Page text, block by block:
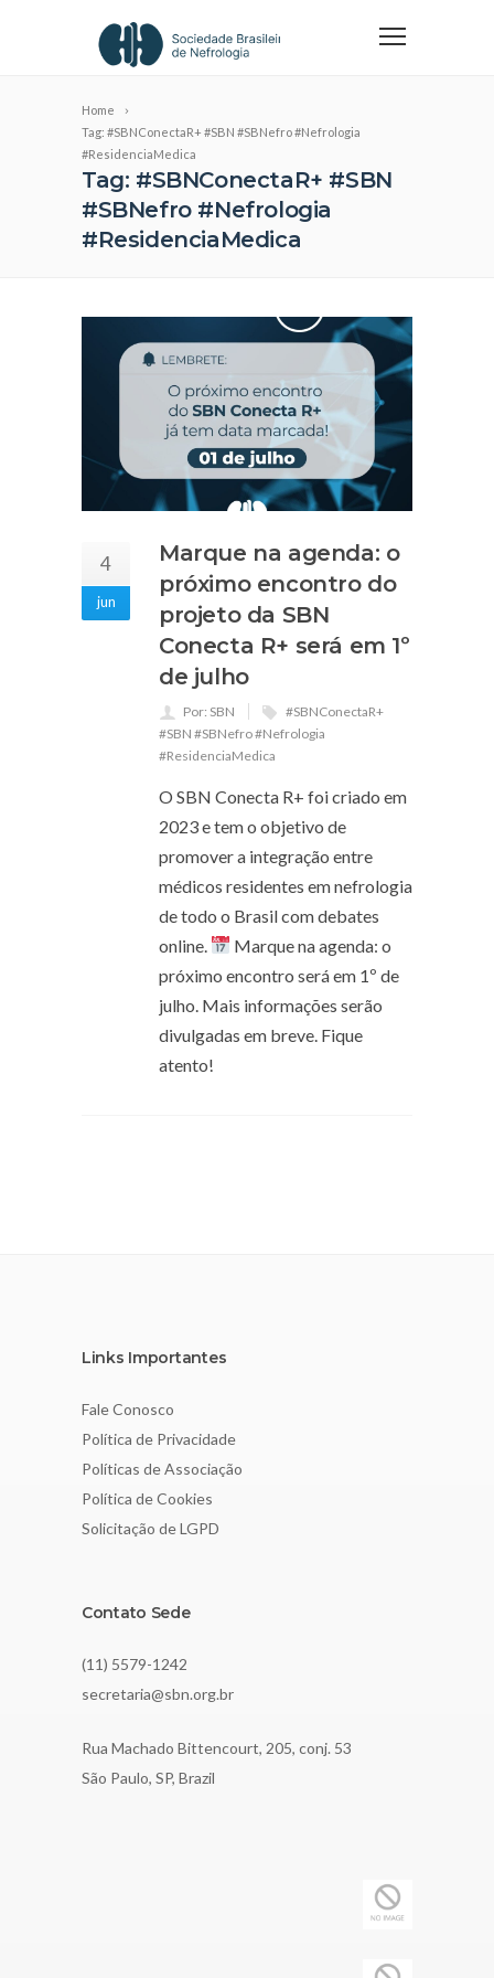
Home
Tag: #SBNConectaR+ #SBN #SBNefro #Nefrologia
#ResidenciaMedica
Tag: #SBNConectaR+ #SBN
#SBNefro #Nefrologia
#ResidenciaMedica
4
jun
Marque na agenda: o
próximo encontro do
projeto da SBN
Conecta R+ será em 1º
de julho
Por: SBN
#SBNConectaR+
#SBN #SBNefro #Nefrologia
#ResidenciaMedica
O SBN Conecta R+ foi criado em
2023 e tem o objetivo de
promover a integração entre
médicos residentes em nefrologia
de todo o Brasil com debates
online.
Marque na agenda: o
próximo encontro será em 1º de
julho. Mais informações serão
divulgadas em breve. Fique
atento!
Links Importantes
Fale Conosco
Política de Privacidade
Políticas de Associação
Política de Cookies
Solicitação de LGPD
Contato Sede
(11) 5579-1242
secretaria@sbn.org.br
Rua Machado Bittencourt, 205, conj. 53
São Paulo, SP, Brazil